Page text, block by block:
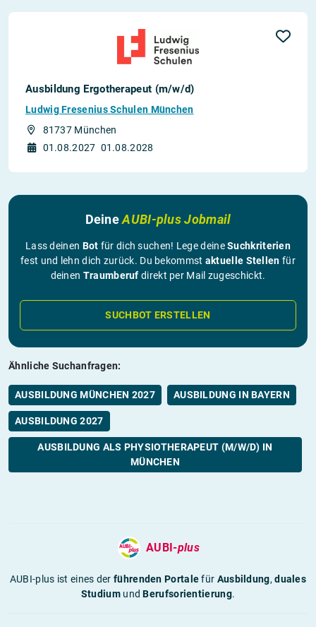
Ausbildung Ergotherapeut (m/w/d)
Ludwig Fresenius Schulen München
81737 München
01.08.2027 01.08.2028
DeineAUBI-plus Jobmail
Lass deinen Bot für dich suchen! Lege deineSuchkriterien
fest und lehn dich zurück. Du bekommst aktuelle Stellen für
deinen Traumberuf direkt per Mail zugeschickt.
SUCHBOT ERSTELLEN
Ähnliche Suchanfragen:
AUSBILDUNG MÜNCHEN 2027 AUSBILDUNG IN BAYERN
AUSBILDUNG 2027
AUSBILDUNG ALS PHYSIOTHERAPEUT (M/W/D) IN
MÜNCHEN
AUBI-plus
AUBI-plus ist eines derführenden Portalefür Ausbildung,duales
StudiumundBerufsorientierung.